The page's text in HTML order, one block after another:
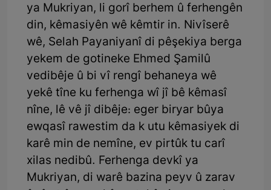
ya Mukriyan, li gorî berhem û ferhengên
din, kêmasiyên wê kêmtir in. Nivîserê
wê, Selah Payaniyanî di pêşekiya berga
yekem de gotineke Ehmed Şamilû
vedibêje û bi vî rengî behaneya wê
yekê tîne ku ferhenga wî jî bê kêmasî
nîne, lê vê jî dibêje: eger biryar bûya
ewqasî rawestim da k utu kêmasiyek di
karê min de nemîne, ev pirtûk tu carî
xilas nedibû. Ferhenga devkî ya
Mukriyan, di warê bazina peyv û zarav